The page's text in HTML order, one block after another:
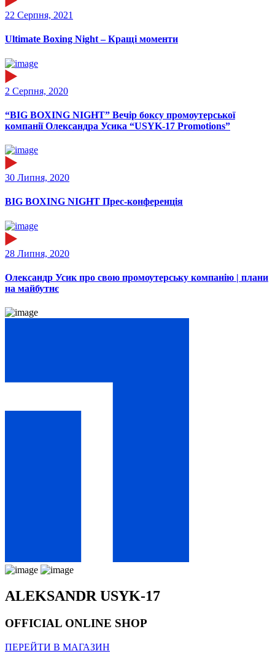
22 Серпня, 2021
Ultimate Boxing Night – Кращі моменти
2 Серпня, 2020
“BIG BOXING NIGHT” Вечір боксу промоутерської
компанії Олександра Усика “USYK-17 Promotions”
30 Липня, 2020
BIG BOXING NIGHT Прес-конференція
28 Липня, 2020
Олександр Усик про свою промоутерську компанію | плани
на майбутнє
ALEKSANDR USYK-17
OFFICIAL ONLINE SHOP
ПЕРЕЙТИ В МАГАЗИН